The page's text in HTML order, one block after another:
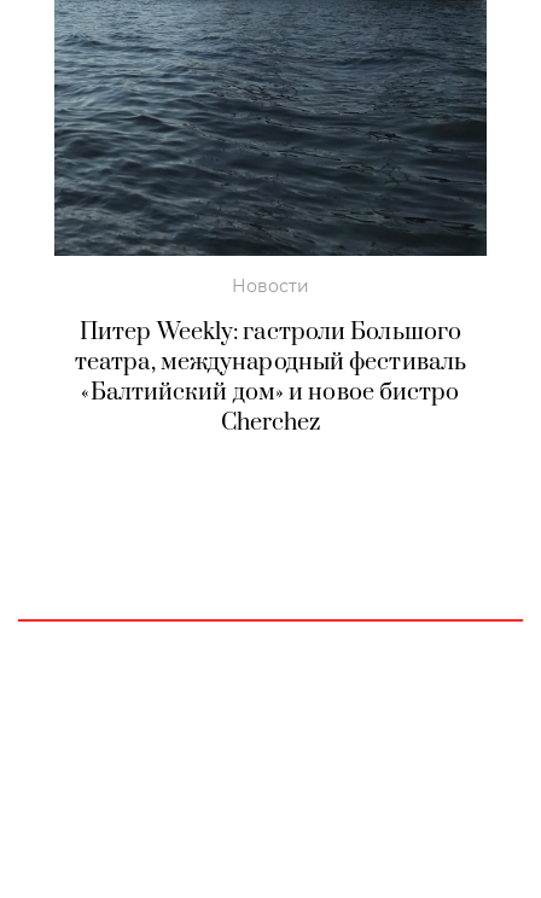
Новости
Питер Weekly: гастроли Большого
театра, международный фестиваль
«Балтийский дом» и новое бистро
Cherchez